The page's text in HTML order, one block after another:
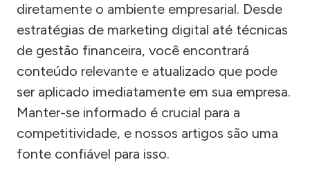
diretamente o ambiente empresarial. Desde
estratégias de marketing digital até técnicas
de gestão financeira, você encontrará
conteúdo relevante e atualizado que pode
ser aplicado imediatamente em sua empresa.
Manter-se informado é crucial para a
competitividade, e nossos artigos são uma
fonte confiável para isso.